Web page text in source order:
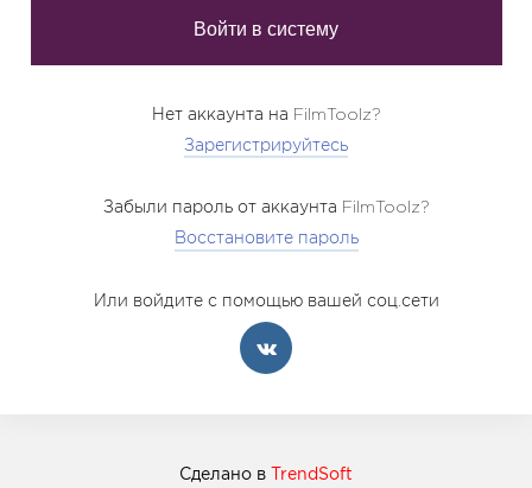
Нет аккаунта на FilmToolz?
Зарегистрируйтесь
Забыли пароль от аккаунта FilmToolz?
Восстановите пароль
Или войдите с помощью вашей соц.сети
Сделано в TrendSoft